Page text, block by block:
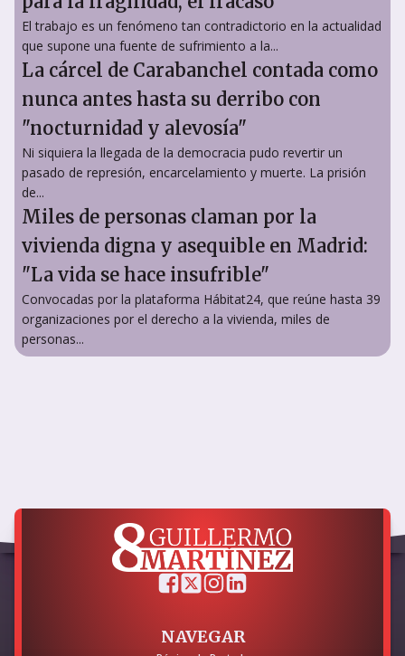
El trabajo es un fenómeno tan contradictorio en la actualidad
que supone una fuente de sufrimiento a la...
La cárcel de Carabanchel contada como
nunca antes hasta su derribo con
"nocturnidad y alevosía"
Ni siquiera la llegada de la democracia pudo revertir un
pasado de represión, encarcelamiento y muerte. La prisión
de...
Miles de personas claman por la
vivienda digna y asequible en Madrid:
"La vida se hace insufrible"
Convocadas por la plataforma Hábitat24, que reúne hasta 39
organizaciones por el derecho a la vivienda, miles de
personas...
NAVEGAR